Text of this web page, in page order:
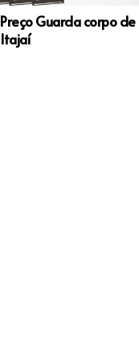
Preço Guarda corpo de
Itajaí